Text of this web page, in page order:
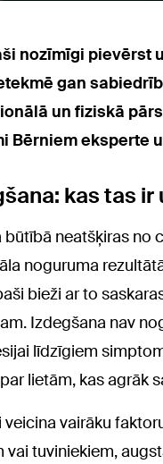
nozīmīgi pievērst
gan
un fiziskā
Bērniem eksperte
kas tas ir
neatšķiras no
noguruma
bieži ar to
Izdegšana nav
līdzīgiem
lietām, kas agrāk
vairāku
tuviniekiem,